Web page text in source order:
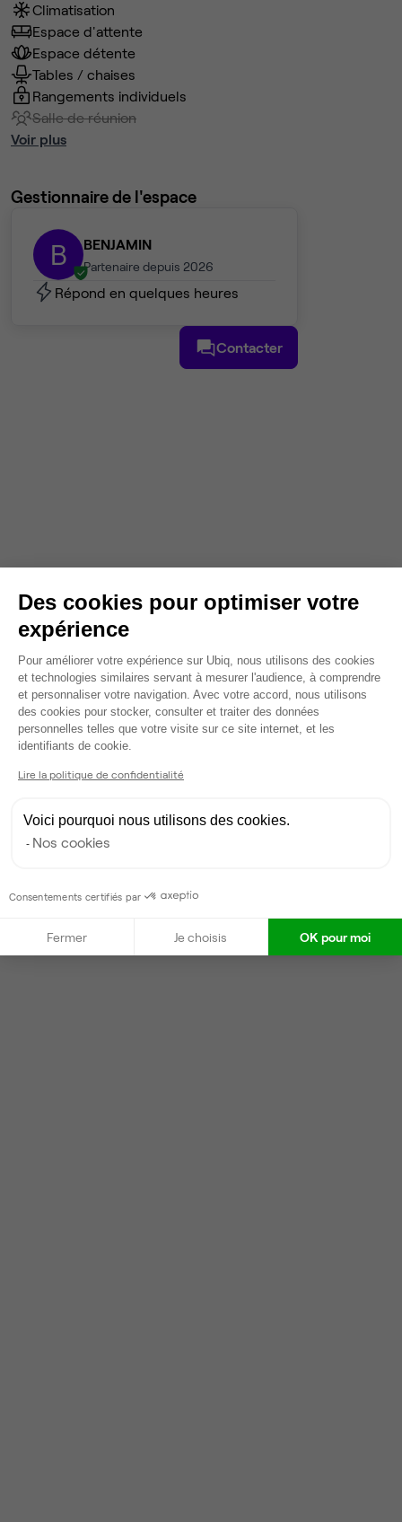
Climatisation
Espace d'attente
Espace détente
Tables / chaises
Rangements individuels
Salle de réunion
Voir plus
Gestionnaire de l'espace
B BENJAMIN
Partenaire depuis 2026
Répond en quelques heures
Contacter
Des cookies pour optimiser votre
expérience
Plateforme de Gestion du
Pour améliorer votre expérience sur Ubiq, nous utilisons des cookies
et technologies similaires servant à mesurer l'audience, à comprendre
et personnaliser votre navigation. Avec votre accord, nous utilisons
des cookies pour stocker, consulter et traiter des données
personnelles telles que votre visite sur ce site internet, et les
identifiants de cookie.
Lire la politique de confidentialité
Voici pourquoi nous utilisons des cookies.
Nos cookies
Consentements certifiés par
Fermer Je choisis OK pour moi